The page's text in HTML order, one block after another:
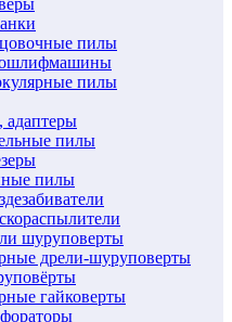
пилы
пилы
адаптеры
пилы
пилы
шуруповерты
дрели-шуруповерты
гайковерты